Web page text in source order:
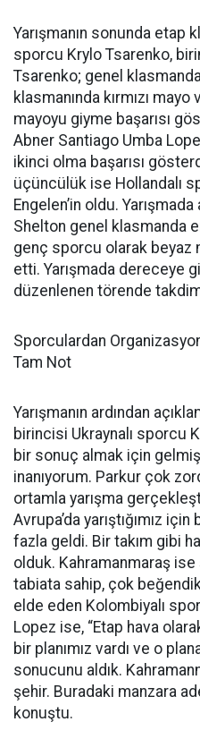
Yarışmanın sonunda etap
sporcu Krylo Tsarenko,
Tsarenko; genel
klasmanında kırmızı
mayoyu giyme başarısı
Abner Santiago Umba
ikinci olma başarısı
üçüncülük ise Hollandalı
Engelen’in oldu.
Shelton genel klasmanda
genç sporcu olarak beyaz
etti. Yarışmada dereceye
düzenlenen törende
Sporculardan
Tam Not
Yarışmanın ardından
birincisi Ukraynalı sporcu
bir sonuç almak için
inanıyorum. Parkur çok
ortamla yarışma
Avrupa’da yarıştığımız
fazla geldi. Bir takım gibi
olduk. Kahramanmaraş
tabiata sahip, çok
elde eden Kolombiyalı
Lopez ise, “Etap hava
bir planımız vardı ve o
sonucunu aldık.
şehir. Buradaki manzara
konuştu.